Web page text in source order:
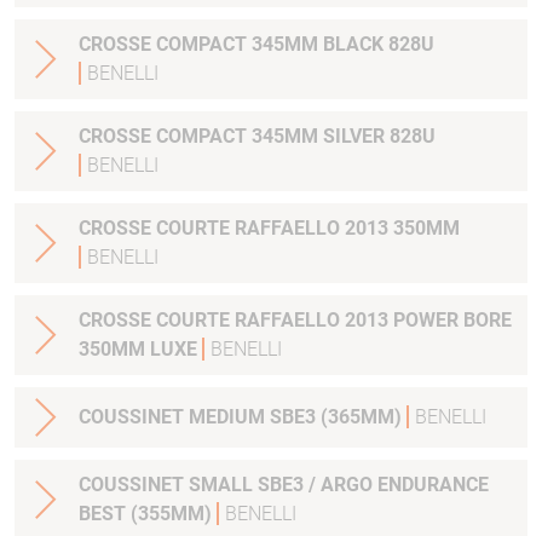
CROSSE COMPACT 345MM BLACK 828U
BENELLI
CROSSE COMPACT 345MM SILVER 828U
BENELLI
CROSSE COURTE RAFFAELLO 2013 350MM
BENELLI
CROSSE COURTE RAFFAELLO 2013 POWER BORE
350MM LUXE
BENELLI
COUSSINET MEDIUM SBE3 (365MM) BENELLI
COUSSINET SMALL SBE3 / ARGO ENDURANCE
BEST (355MM)
BENELLI